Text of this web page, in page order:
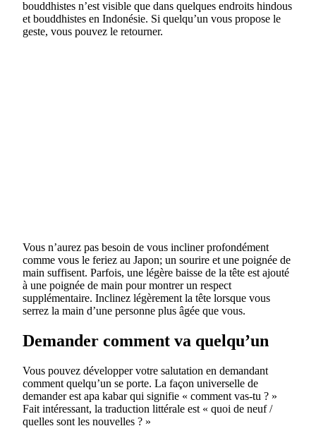
bouddhistes n’est visible que dans quelques endroits hindous
et bouddhistes en Indonésie. Si quelqu’un vous propose le
geste, vous pouvez le retourner.
Vous n’aurez pas besoin de vous incliner profondément
comme vous le feriez au Japon; un sourire et une poignée de
main suffisent. Parfois, une légère baisse de la tête est ajouté
à une poignée de main pour montrer un respect
supplémentaire. Inclinez légèrement la tête lorsque vous
serrez la main d’une personne plus âgée que vous.
Demander comment va quelqu’un
Vous pouvez développer votre salutation en demandant
comment quelqu’un se porte. La façon universelle de
demander est apa kabar qui signifie « comment vas-tu ? »
Fait intéressant, la traduction littérale est « quoi de neuf /
quelles sont les nouvelles ? »